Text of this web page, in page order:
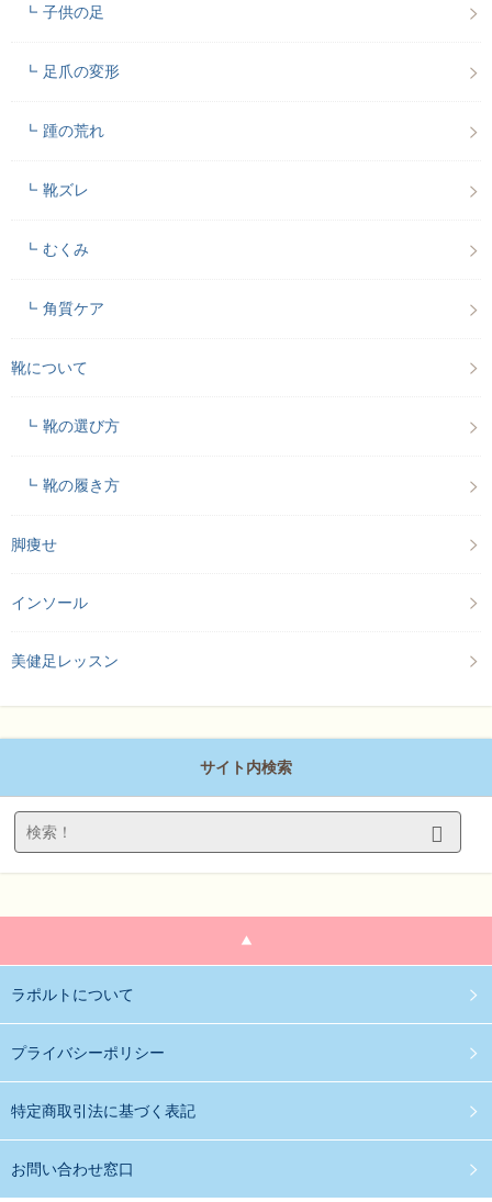
子供の足
足爪の変形
踵の荒れ
靴ズレ
むくみ
角質ケア
靴について
靴の選び方
靴の履き方
脚痩せ
インソール
美健足レッスン
サイト内検索
ラポルトについて
プライバシーポリシー
特定商取引法に基づく表記
お問い合わせ窓口